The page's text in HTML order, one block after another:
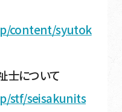
content/syutok
士について
stf/seisakunits